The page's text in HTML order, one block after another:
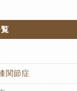
関節症